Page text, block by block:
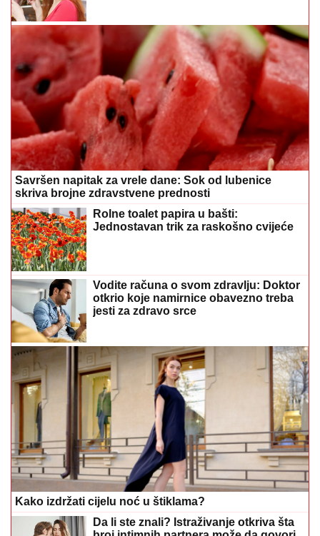
Savršen napitak za vrele dane: Sok od lubenice
skriva brojne zdravstvene prednosti
Rolne toalet papira u bašti:
Jednostavan trik za raskošno cvijeće
Vodite računa o svom zdravlju: Doktor
otkrio koje namirnice obavezno treba
jesti za zdravo srce
Kako izdržati cijelu noć u štiklama?
Da li ste znali? Istraživanje otkriva šta